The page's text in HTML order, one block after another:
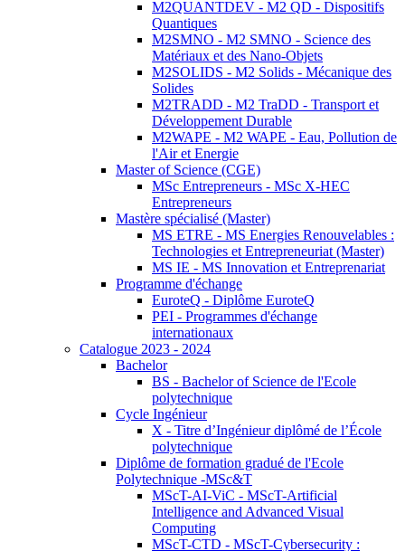
M2QUANTDEV - M2 QD - Dispositifs
Quantiques
M2SMNO - M2 SMNO - Science des
Matériaux et des Nano-Objets
M2SOLIDS - M2 Solids - Mécanique des
Solides
M2TRADD - M2 TraDD - Transport et
Développement Durable
M2WAPE - M2 WAPE - Eau, Pollution de
l'Air et Energie
Master of Science (CGE)
MSc Entrepreneurs - MSc X-HEC
Entrepreneurs
Mastère spécialisé (Master)
MS ETRE - MS Energies Renouvelables :
Technologies et Entrepreneuriat (Master)
MS IE - MS Innovation et Entreprenariat
Programme d'échange
EuroteQ - Diplôme EuroteQ
PEI - Programmes d'échange
internationaux
Catalogue 2023 - 2024
Bachelor
BS - Bachelor of Science de l'Ecole
polytechnique
Cycle Ingénieur
X - Titre d’Ingénieur diplômé de l’École
polytechnique
Diplôme de formation gradué de l'Ecole
Polytechnique -MSc&T
MScT-AI-ViC - MScT-Artificial
Intelligence and Advanced Visual
Computing
MScT-CTD - MScT-Cybersecurity :